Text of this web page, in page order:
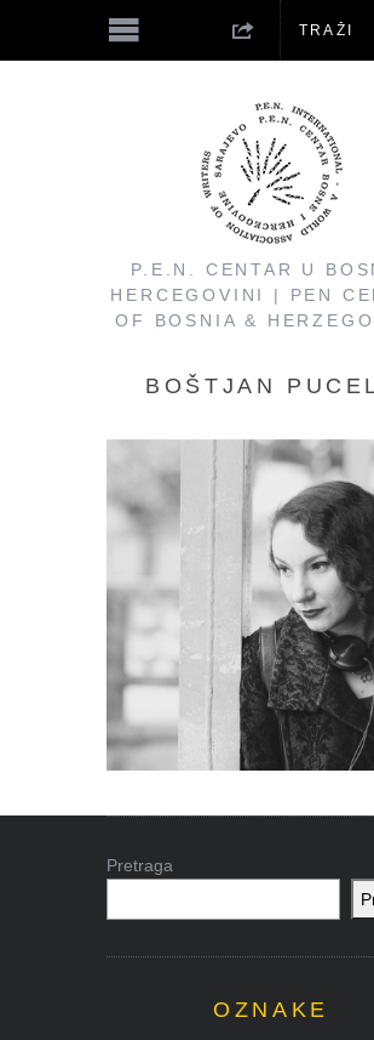
P.E.N. CENTAR U
HERCEGOVINI | PEN
OF BOSNIA &
BOŠTJAN
Pretraga
OZNAKE